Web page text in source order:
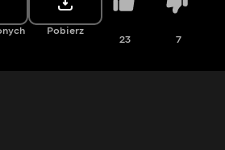
Pobierz
23 7